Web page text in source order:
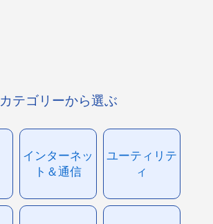
カテゴリーから選ぶ
インターネッ
ト＆通信
ユーティリテ
ィ